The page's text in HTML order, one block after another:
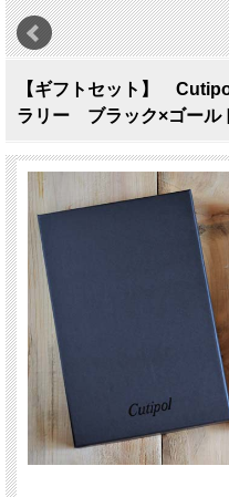
【ギフトセット】
ラリー ブラック×ゴール